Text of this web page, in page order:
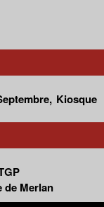
Kiosque
de Merlan